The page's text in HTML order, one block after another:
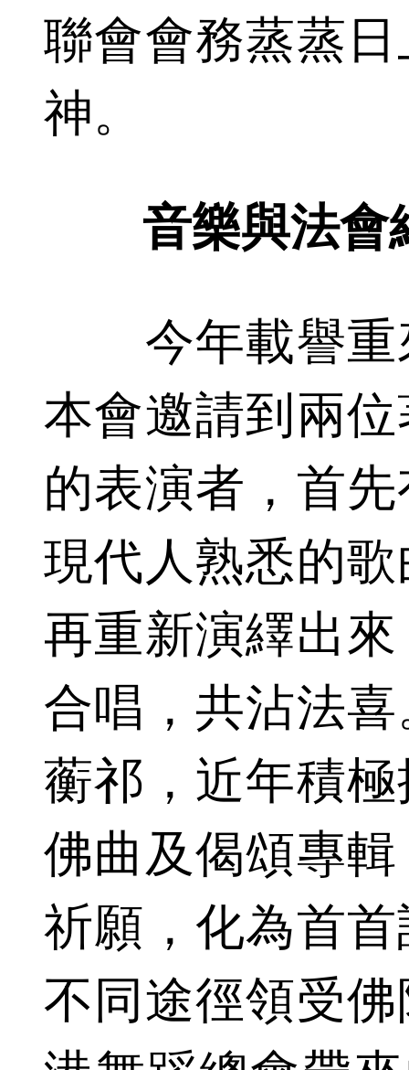
聯會會務蒸蒸
神。
音樂與法會
今年載譽重
本會邀請到兩
的表演者，首
現代人熟悉的
再重新演繹出
合唱，共沾法
蘅祁，近年積
佛曲及偈頌專
祈願，化為首
不同途徑領受